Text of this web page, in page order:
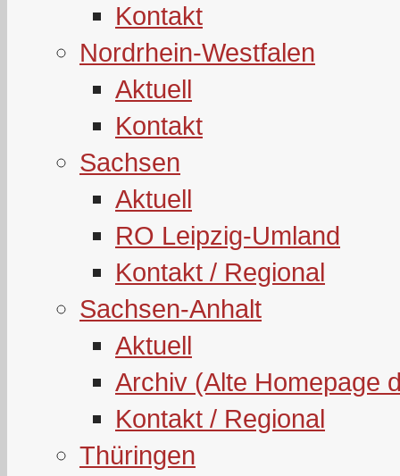
Kontakt
Nordrhein-Westfalen
Aktuell
Kontakt
Sachsen
Aktuell
RO Leipzig-Umland
Kontakt / Regional
Sachsen-Anhalt
Aktuell
Archiv (Alte Homepage
Kontakt / Regional
Thüringen